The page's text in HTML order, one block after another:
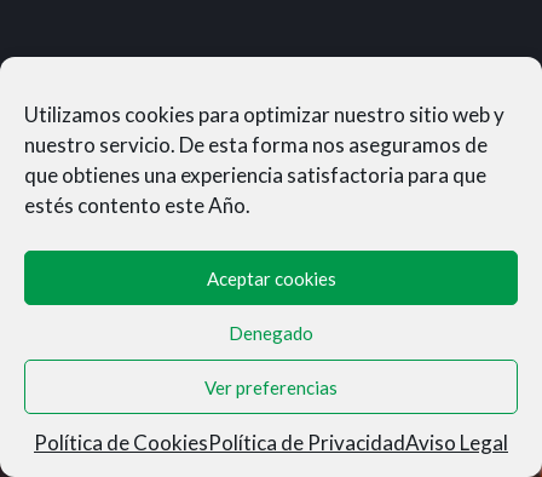
Utilizamos cookies para optimizar nuestro sitio web y
nuestro servicio. De esta forma nos aseguramos de
que obtienes una experiencia satisfactoria para que
estés contento este Año.
Aceptar cookies
Denegado
Ver preferencias
Política de CookiesPolítica de PrivacidadAviso Legal
MUNERASONG®- © 2026
Aviso Legal|Privacidad|Condiciones de Venta|
Cookies